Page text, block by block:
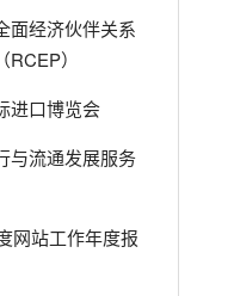
面经济伙伴关系
）
进口博览会
与流通发展服务
网站工作年度报